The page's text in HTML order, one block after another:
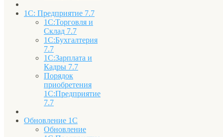
1С: Предприятие 7.7
1С:Торговля и
Склад 7.7
1С:Бухгалтерия
7.7
1С:Зарплата и
Кадры 7.7
Порядок
приобретения
1С:Предприятие
7.7
Обновление 1С
Обновление